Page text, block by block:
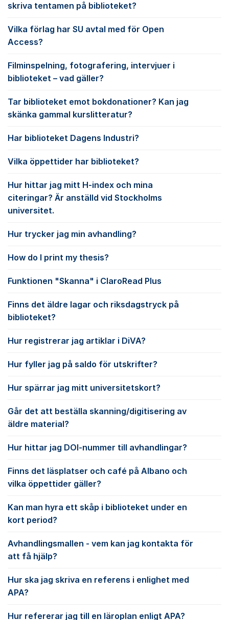
skriva tentamen på biblioteket?
Vilka förlag har SU avtal med för Open
Access?
Filminspelning, fotografering, intervjuer i
biblioteket – vad gäller?
Tar biblioteket emot bokdonationer? Kan jag
skänka gammal kurslitteratur?
Har biblioteket Dagens Industri?
Vilka öppettider har biblioteket?
Hur hittar jag mitt H-index och mina
citeringar? Är anställd vid Stockholms
universitet.
Hur trycker jag min avhandling?
How do I print my thesis?
Funktionen "Skanna" i ClaroRead Plus
Finns det äldre lagar och riksdagstryck på
biblioteket?
Hur registrerar jag artiklar i DiVA?
Hur fyller jag på saldo för utskrifter?
Hur spärrar jag mitt universitetskort?
Går det att beställa skanning/digitisering av
äldre material?
Hur hittar jag DOI-nummer till avhandlingar?
Finns det läsplatser och café på Albano och
vilka öppettider gäller?
Kan man hyra ett skåp i biblioteket under en
kort period?
Avhandlingsmallen - vem kan jag kontakta för
att få hjälp?
Hur ska jag skriva en referens i enlighet med
APA?
Hur refererar jag till en läroplan enligt APA?